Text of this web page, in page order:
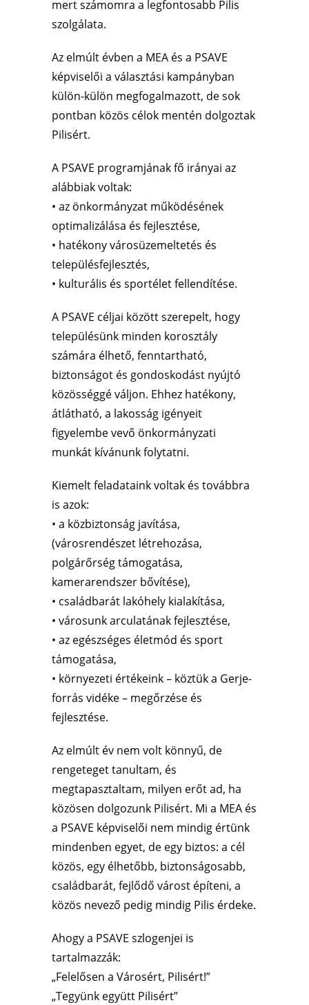
mert számomra a legfontosabb Pilis
szolgálata.
Az elmúlt évben a MEA és a PSAVE
képviselői a választási kampányban
külön-külön megfogalmazott, de sok
pontban közös célok mentén dolgoztak
Pilisért.
A PSAVE programjának fő irányai az
alábbiak voltak:
• az önkormányzat működésének
optimalizálása és fejlesztése,
• hatékony városüzemeltetés és
településfejlesztés,
• kulturális és sportélet fellendítése.
A PSAVE céljai között szerepelt, hogy
településünk minden korosztály
számára élhető, fenntartható,
biztonságot és gondoskodást nyújtó
közösséggé váljon. Ehhez hatékony,
átlátható, a lakosság igényeit
figyelembe vevő önkormányzati
munkát kívánunk folytatni.
Kiemelt feladataink voltak és továbbra
is azok:
• a közbiztonság javítása,
(városrendészet létrehozása,
polgárőrség támogatása,
kamerarendszer bővítése),
• családbarát lakóhely kialakítása,
• városunk arculatának fejlesztése,
• az egészséges életmód és sport
támogatása,
• környezeti értékeink – köztük a Gerje-
forrás vidéke – megőrzése és
fejlesztése.
Az elmúlt év nem volt könnyű, de
rengeteget tanultam, és
megtapasztaltam, milyen erőt ad, ha
közösen dolgozunk Pilisért. Mi a MEA és
a PSAVE képviselői nem mindig értünk
mindenben egyet, de egy biztos: a cél
közös, egy élhetőbb, biztonságosabb,
családbarát, fejlődő várost építeni, a
közös nevező pedig mindig Pilis érdeke.
Ahogy a PSAVE szlogenjei is
tartalmazzák:
„Felelősen a Városért, Pilisért!”
„Tegyünk együtt Pilisért”